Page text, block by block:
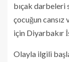
bıçak darbeleri
çocuğun
için Diyarbakır
Olayla ilgili